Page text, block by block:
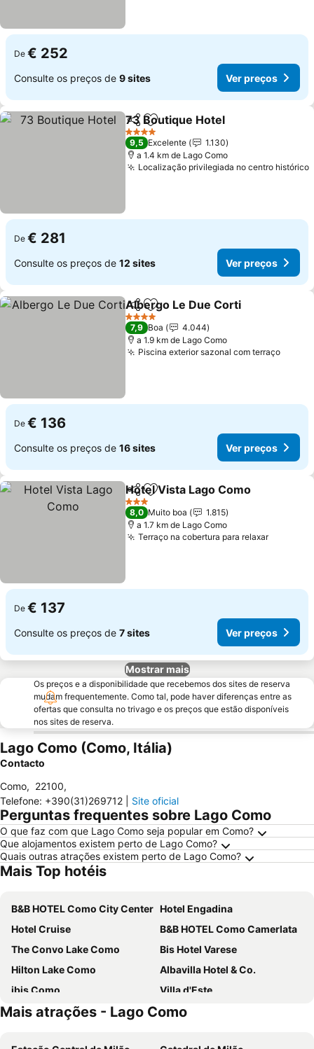
De € 252
Consulte os preços de 9 sites Ver preços
PartilharAdicionar aos favoritos
73 Boutique Hotel
4 Estrelas
9,5 Excelente
1.130
a 1.4 km de Lago Como
Localização privilegiada no centro histórico
De € 281
Consulte os preços de 12 sites Ver preços
PartilharAdicionar aos favoritos
Albergo Le Due Corti
4 Estrelas
7,9 Boa
4.044
a 1.9 km de Lago Como
Piscina exterior sazonal com terraço
De € 136
Consulte os preços de 16 sites Ver preços
PartilharAdicionar aos favoritos
Hotel Vista Lago Como
3 Estrelas
8,0 Muito boa
1.815
a 1.7 km de Lago Como
Terraço na cobertura para relaxar
De € 137
Consulte os preços de 7 sites Ver preços
Mostrar mais
Os preços e a disponibilidade que recebemos dos sites de reserva
mudam frequentemente. Como tal, pode haver diferenças entre as
ofertas que consulta no trivago e os preços que estão disponíveis
nos sites de reserva.
Lago Como (Como, Itália)
Contacto
Como, 22100,
Telefone: +390(31)269712 Site oficial
Perguntas frequentes sobre Lago Como
O que faz com que Lago Como seja popular em Como?
Que alojamentos existem perto de Lago Como?
Quais outras atrações existem perto de Lago Como?
Mais Top hotéis
B&B HOTEL Como City Center Hotel Engadina
Hotel Cruise
B&B HOTEL Como Camerlata
The Convo Lake Como
Bis Hotel Varese
Hilton Lake Como
Albavilla Hotel & Co.
ibis Como
Villa d'Este
Hotel Barchetta Excelsior
B&B HOTEL Como Baradello
Mais atrações - Lago Como